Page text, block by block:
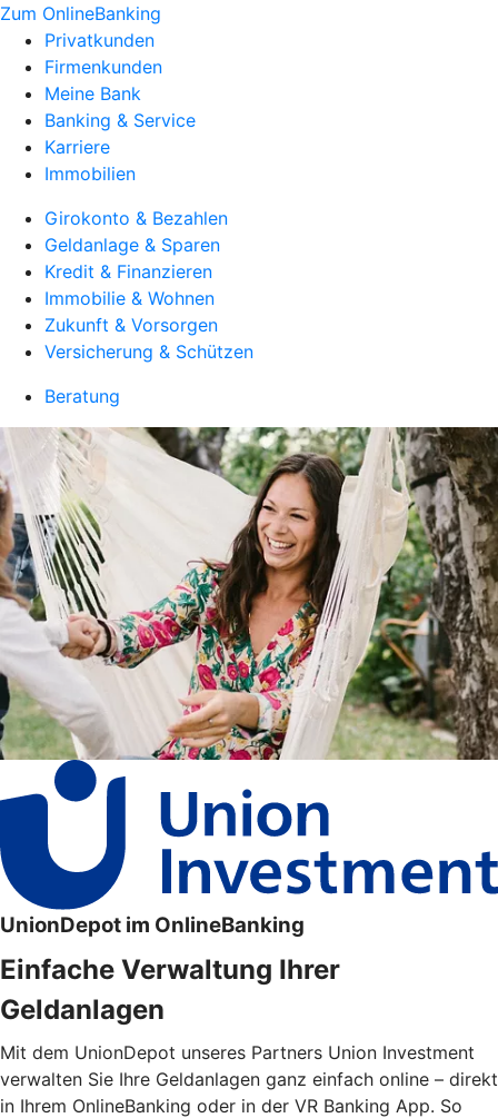
Zum OnlineBanking
Privatkunden
Firmenkunden
Meine Bank
Banking & Service
Karriere
Immobilien
Girokonto & Bezahlen
Geldanlage & Sparen
Kredit & Finanzieren
Immobilie & Wohnen
Zukunft & Vorsorgen
Versicherung & Schützen
Beratung
UnionDepot im OnlineBanking
Einfache Verwaltung Ihrer
Geldanlagen
Mit dem UnionDepot unseres Partners Union Investment
verwalten Sie Ihre Geldanlagen ganz einfach online – direkt
in Ihrem OnlineBanking oder in der VR Banking App. So